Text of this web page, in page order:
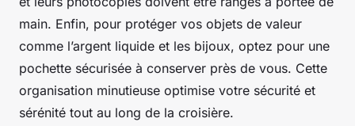
main. Enfin, pour protéger vos objets de valeur
comme l’argent liquide et les bijoux, optez pour une
pochette sécurisée à conserver près de vous. Cette
organisation minutieuse optimise votre sécurité et
sérénité tout au long de la croisière.